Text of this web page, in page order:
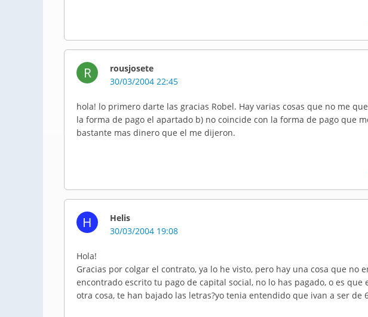
R
rousjosete
30/03/2004 22:45
hola! lo primero darte las gracias Robel. Hay varias cosas que no me
la forma de pago el apartado b) no coincide con la forma de pago que
bastante mas dinero que el me dijeron.
H
Helis
30/03/2004 19:08
Hola!
Gracias por colgar el contrato, ya lo he visto, pero hay una cosa que no
encontrado escrito tu pago de capital social, no lo has pagado, o es que
otra cosa, te han bajado las letras?yo tenia entendido que ivan a ser de